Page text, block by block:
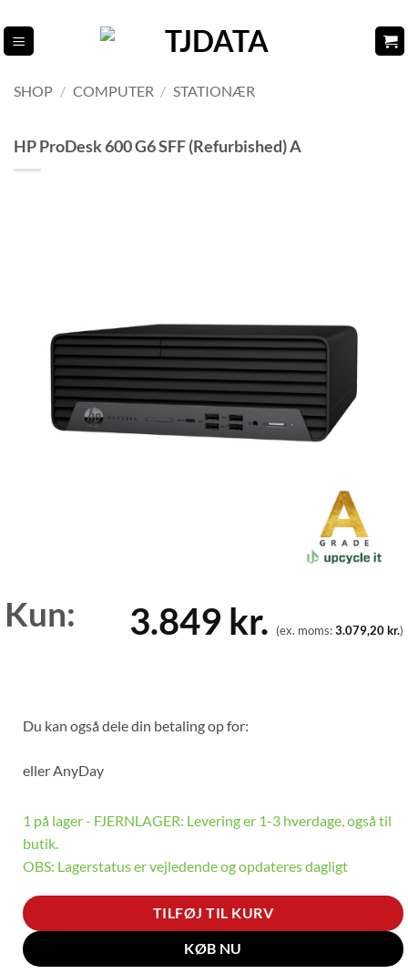
til
indhold
SHOP / COMPUTER / STATIONÆR
HP ProDesk 600 G6 SFF (Refurbished) A
Kun: 3.849 kr. (ex. moms:3.079,20kr.)
Du kan også dele din betaling op for:
eller AnyDay
1 på lager - FJERNLAGER: Levering er 1-3 hverdage, også til
butik.
OBS: Lagerstatus er vejledende og opdateres dagligt
TILFØJ TIL KURV
KØB NU